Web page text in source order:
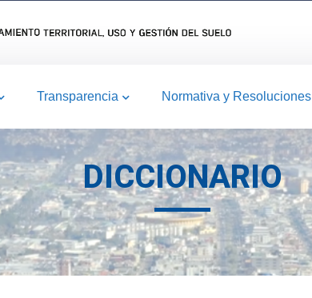
Transparencia Normativa y Resoluciones
DICCIONARIO